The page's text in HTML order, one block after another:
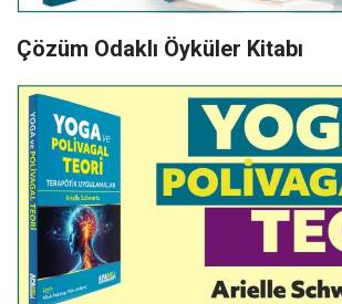
Çözüm Odaklı Öyküler Kitabı